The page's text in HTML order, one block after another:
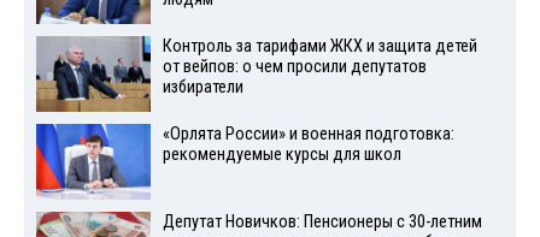
Контроль за тарифами ЖКХ и защита детей
от вейпов: о чем просили депутатов
избиратели
«Орлята России» и военная подготовка:
рекомендуемые курсы для школ
Депутат Новичков: Пенсионеры с 30-летним